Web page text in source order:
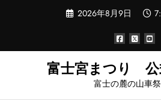
ツ
2026年8月9日
富士宮まつり 公
富士の麓の山車